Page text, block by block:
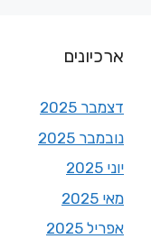
ארכיונים
דצמבר 2025
נובמבר 2025
יוני 2025
מאי 2025
אפריל 2025